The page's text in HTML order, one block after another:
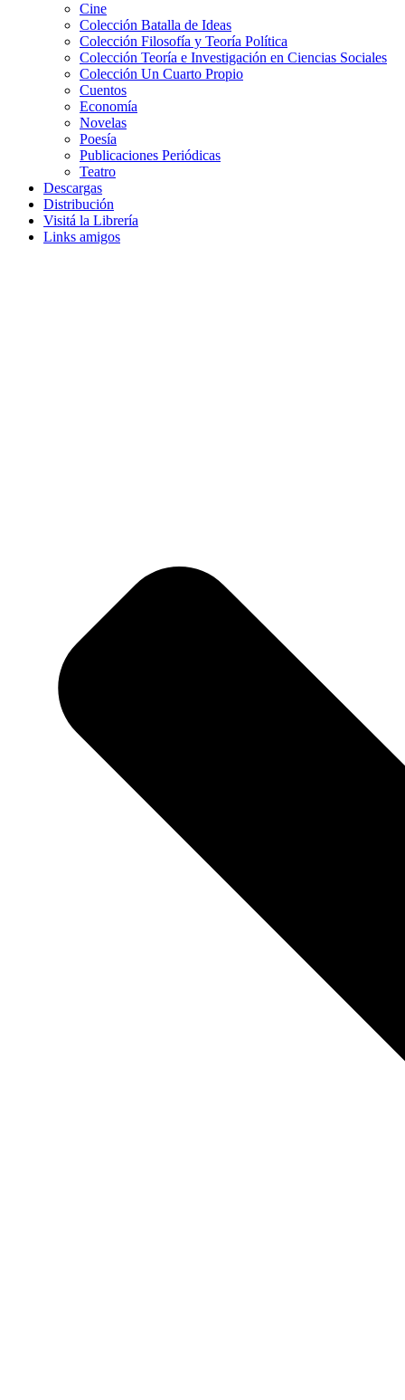
Cine
Colección Batalla de Ideas
Colección Filosofía y Teoría Política
Colección Teoría e Investigación en Ciencias Sociales
Colección Un Cuarto Propio
Cuentos
Economía
Novelas
Poesía
Publicaciones Periódicas
Teatro
Descargas
Distribución
Visitá la Librería
Links amigos